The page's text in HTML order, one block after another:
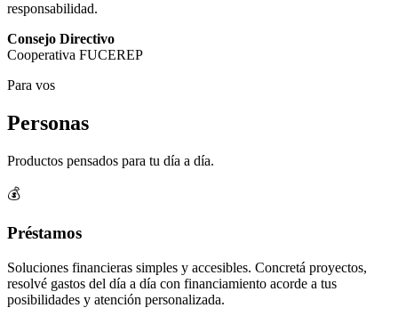
responsabilidad.
Consejo Directivo
Cooperativa FUCEREP
Para vos
Personas
Productos pensados para tu día a día.
💰
Préstamos
Soluciones financieras simples y accesibles. Concretá proyectos,
resolvé gastos del día a día con financiamiento acorde a tus
posibilidades y atención personalizada.